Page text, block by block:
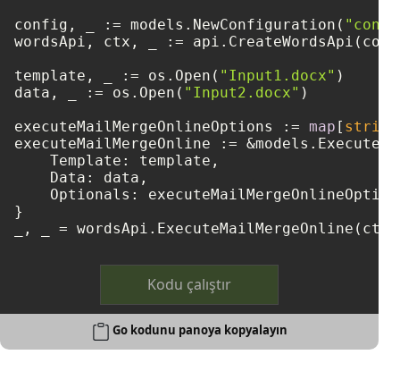
config, _ := models.NewConfiguration(
wordsApi, ctx, _ :=
template, _ := os.Open( "Input1.docx" )
data, _ := os.Open( "Input2.docx" )
executeMailMergeOnlineOptions := map [ string
executeMailMergeOnline :=
    Template: template,
    Data: data,
Optionals:
}
_, _ =
Kodu çalıştır
Go kodunu panoya kopyalayın